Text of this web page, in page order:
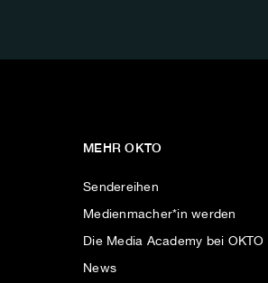
MEHR OKTO
Sendereihen
Medienmacher*in werden
Die Media Academy bei OKTO
News